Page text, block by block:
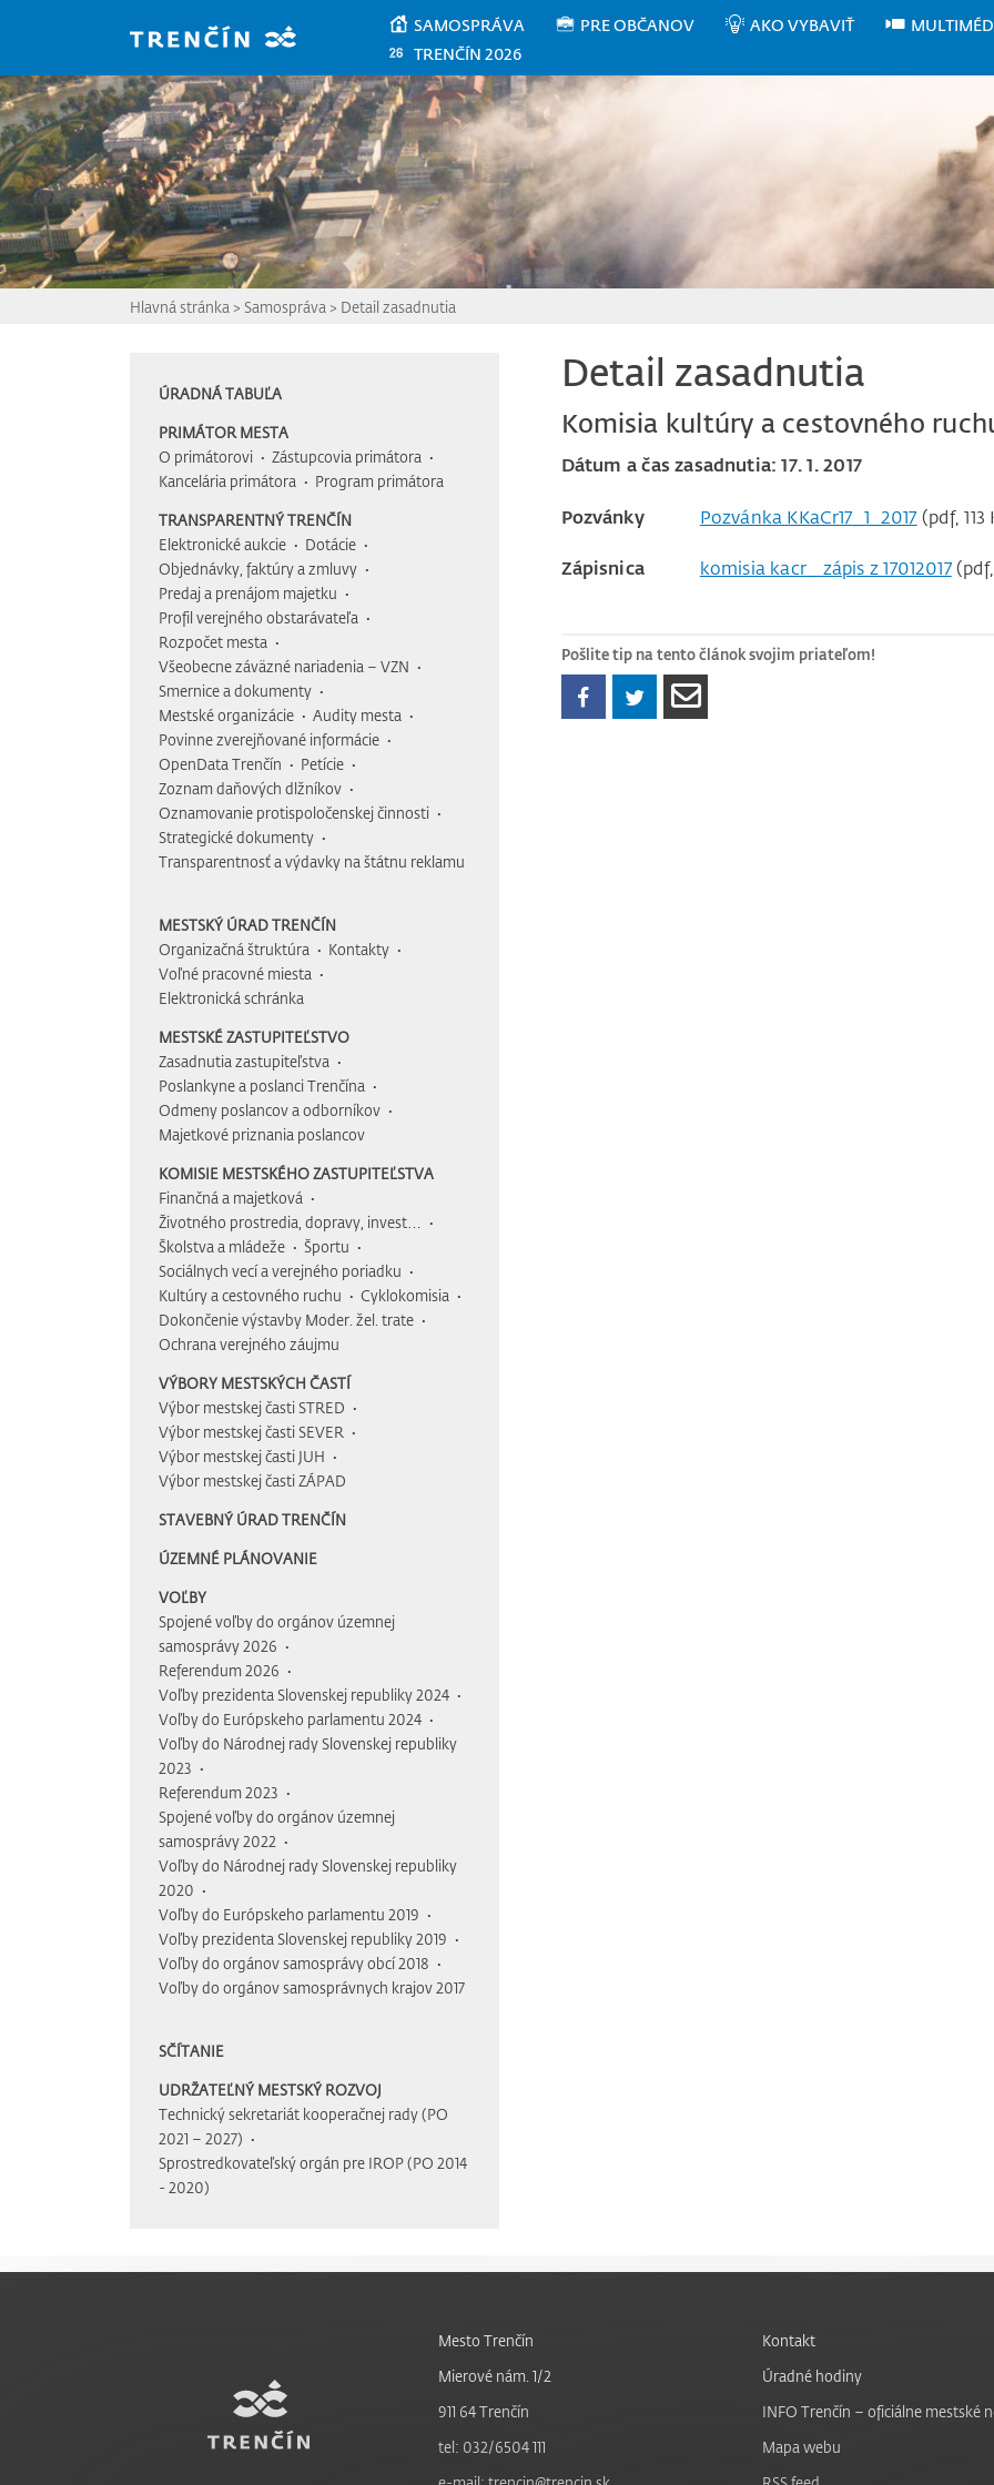
SAMOSPRÁVA PRE OBČANOV AKO VYBAVIŤ
TRENČÍN 2026
Hlavná stránka > Samospráva > Detail zasadnutia
ÚRADNÁ TABUĽA
PRIMÁTOR MESTA
O primátorovi
Zástupcovia primátora
Kancelária primátora
Program primátora
TRANSPARENTNÝ TRENČÍN
Elektronické aukcie
Dotácie
Objednávky, faktúry a zmluvy
Predaj a prenájom majetku
Profil verejného obstarávateľa
Rozpočet mesta
Všeobecne záväzné nariadenia – VZN
Smernice a dokumenty
Mestské organizácie
Audity mesta
Povinne zverejňované informácie
OpenData Trenčín
Petície
Zoznam daňových dlžníkov
Oznamovanie protispoločenskej činnosti
Strategické dokumenty
Transparentnosť a výdavky na štátnu reklamu
MESTSKÝ ÚRAD TRENČÍN
Organizačná štruktúra
Kontakty
Voľné pracovné miesta
Elektronická schránka
MESTSKÉ ZASTUPITEĽSTVO
Zasadnutia zastupiteľstva
Poslankyne a poslanci Trenčína
Odmeny poslancov a odborníkov
Majetkové priznania poslancov
KOMISIE MESTSKÉHO ZASTUPITEĽSTVA
Finančná a majetková
Životného prostredia, dopravy, invest…
Školstva a mládeže
Športu
Sociálnych vecí a verejného poriadku
Kultúry a cestovného ruchu
Cyklokomisia
Dokončenie výstavby Moder. žel. trate
Ochrana verejného záujmu
VÝBORY MESTSKÝCH ČASTÍ
Výbor mestskej časti STRED
Výbor mestskej časti SEVER
Výbor mestskej časti JUH
Výbor mestskej časti ZÁPAD
STAVEBNÝ ÚRAD TRENČÍN
ÚZEMNÉ PLÁNOVANIE
VOĽBY
Spojené voľby do orgánov územnej
samosprávy 2026
Referendum 2026
Voľby prezidenta Slovenskej republiky 2024
Voľby do Európskeho parlamentu 2024
Voľby do Národnej rady Slovenskej republiky
2023
Referendum 2023
Spojené voľby do orgánov územnej
samosprávy 2022
Voľby do Národnej rady Slovenskej republiky
2020
Voľby do Európskeho parlamentu 2019
Voľby prezidenta Slovenskej republiky 2019
Voľby do orgánov samosprávy obcí 2018
Voľby do orgánov samosprávnych krajov 2017
SČÍTANIE
UDRŽATEĽNÝ MESTSKÝ ROZVOJ
Technický sekretariát kooperačnej rady (PO
2021 – 2027)
Sprostredkovateľský orgán pre IROP (PO 2014
- 2020)
Detail zasadnutia
Komisia kultúry a cestovného
Dátum a čas zasadnutia: 17. 1. 2017
Pozvánky Pozvánka KKaCr17_1_2017 (pdf, 113
Zápisnica komisia kacr_ zápis z 17012017(pdf,
Pošlite tip na tento článok svojim priateľom!
Mesto Trenčín
Mierové nám. 1/2
911 64 Trenčín
tel: 032/6504 111
Kontakt
Úradné hodiny
INFO Trenčín – oficiálne mestské
Mapa webu